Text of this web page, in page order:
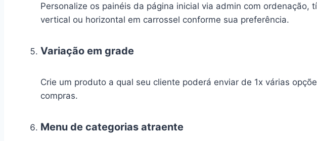
Personalize os painéis da página inicial via admin com ordenação,
vertical ou horizontal em carrossel conforme sua preferência.
Variação em grade
Crie um produto a qual seu cliente poderá enviar de 1x várias
compras.
Menu de categorias atraente